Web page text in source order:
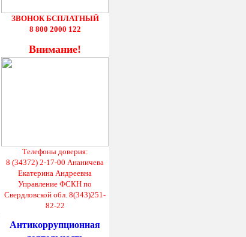
ЗВОНОК БСПЛАТНЫЙ
8 800 2000 122
Внимание!
Телефоны доверия:
8 (34372) 2-17-00 Ананичева
Екатерина Андреевна
Управление ФСКН по
Свердловской обл. 8(343)251-
82-22
Антикоррупционная